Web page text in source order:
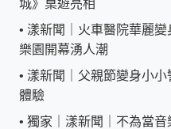
城》桌遊亮相
• 漾新聞｜火車醫院華麗
樂園開幕湧人潮
• 漾新聞｜父親節變身小
體驗
• 獨家｜漾新聞｜不為當